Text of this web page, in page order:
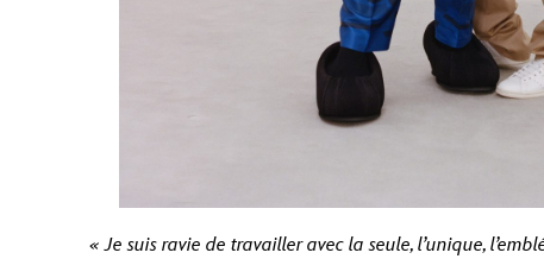
« Je suis ravie de travailler avec la seule, l’unique,